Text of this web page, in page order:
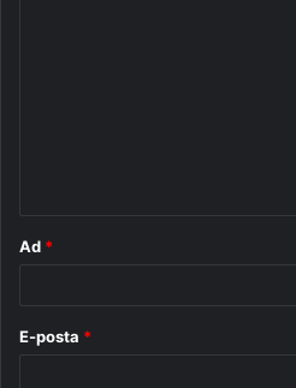
Ad *
E-posta *